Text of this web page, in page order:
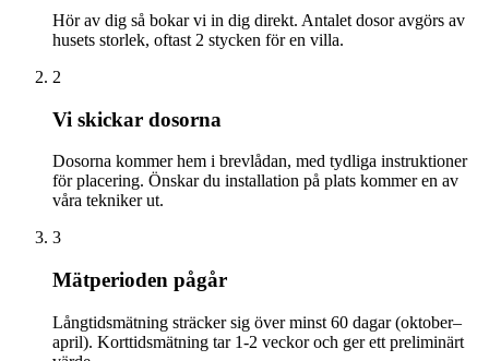
Hör av dig så bokar vi in dig direkt. Antalet dosor avgörs av
husets storlek, oftast 2 stycken för en villa.
2
Vi skickar dosorna
Dosorna kommer hem i brevlådan, med tydliga instruktioner
för placering. Önskar du installation på plats kommer en av
våra tekniker ut.
3
Mätperioden pågår
Långtidsmätning sträcker sig över minst 60 dagar (oktober–
april). Korttidsmätning tar 1-2 veckor och ger ett preliminärt